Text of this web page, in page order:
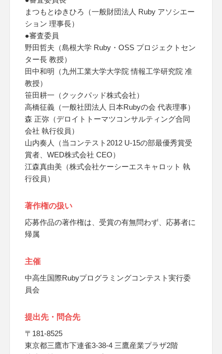
まつもとゆきひろ（一般財団法人 Ruby アソシエー
ション 理事長）
●審査委員
野田哲夫（島根大学 Ruby・OSS プロジェクトセン
ター長 教授）
田中和明（九州工業大学大学院 情報工学研究院 准
教授）
笹田耕一（クックパッド株式会社）
高橋征義（一般社団法人 日本Rubyの会 代表理事）
森 正弥（デロイトトーマツコンサルティング合同
会社 執行役員）
山内奏人（当コンテスト2012 U-15の部最優秀賞受
賞者、WED株式会社 CEO）
江森真由美（株式会社ケーシーエスキャロット 執
行役員）
著作権の扱い
応募作品の著作権は、受賞の有無問わず、応募者に
帰属
主催
中高生国際Rubyプログラミングコンテスト実行委
員会
提出先・問合先
〒181-8525
東京都三鷹市下連雀3-38-4 三鷹産業プラザ2階